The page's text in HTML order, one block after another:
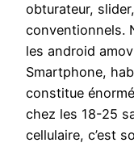
obturateur,
conventionnels.
les android
Smartphone,
constitue
chez les 18-25
cellulaire, c’est